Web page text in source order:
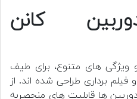
کانن
و ویژگی های متنوع، برای طیف
برداری طراحی شده اند. از
دوربین ها قابلیت های منحصربه